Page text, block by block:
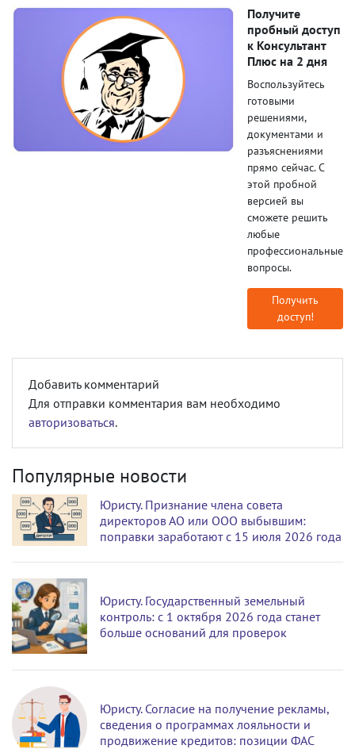
Получите
пробный доступ
к Консультант
Плюс на 2 дня
Воспользуйтесь
готовыми
решениями,
документами и
разъяснениями
прямо сейчас. С
этой пробной
версией вы
сможете решить
любые
профессиональные
вопросы.
Получить
доступ!
Добавить комментарий
Для отправки комментария вам необходимо
авторизоваться.
Популярные новости
Юристу. Признание члена совета
директоров АО или ООО выбывшим:
поправки заработают с 15 июля 2026 года
Юристу. Государственный земельный
контроль: с 1 октября 2026 года станет
больше оснований для проверок
Юристу. Согласие на получение рекламы,
сведения о программах лояльности и
продвижение кредитов: позиции ФАС